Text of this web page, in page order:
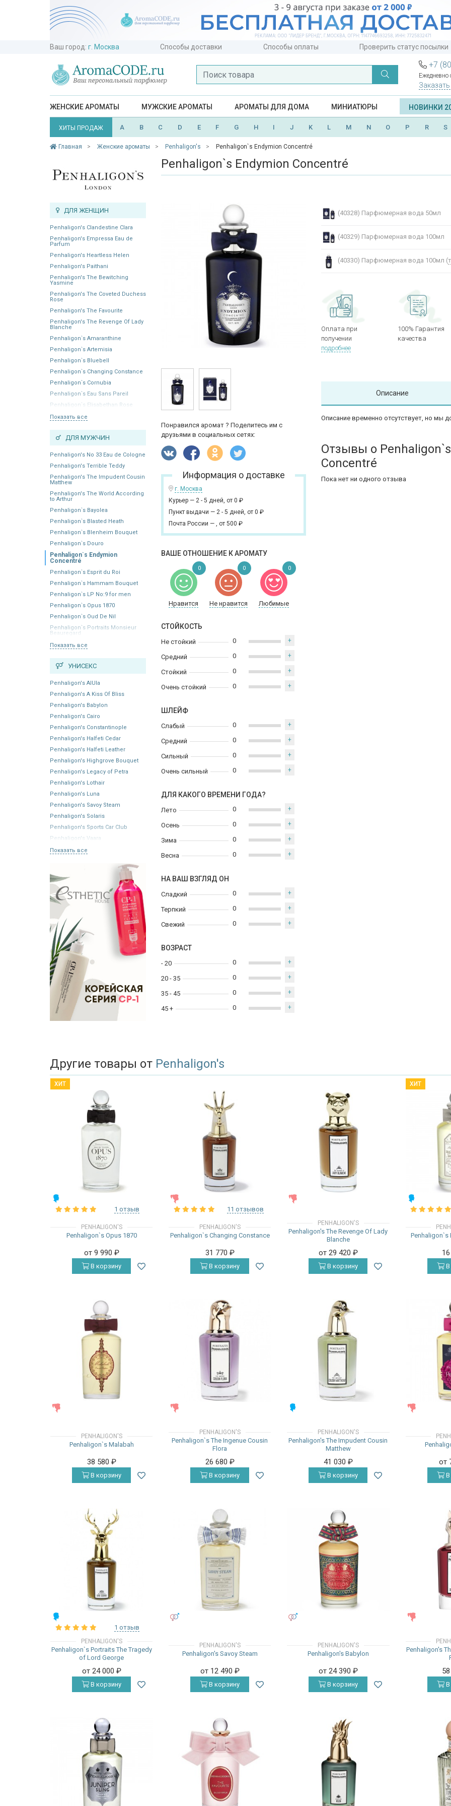
Ваш город: г. Москва Способы доставки Способы оплаты Проверить статус посылки
+7
Ежедневно
ЖЕНСКИЕ АРОМАТЫ МУЖСКИЕ АРОМАТЫ АРОМАТЫ ДЛЯ ДОМА МИНИАТЮРЫ НОВИНКИ
ХИТЫ ПРОДАЖ A B C D E F G H I J K L M N O P R S
Главная Женские ароматы Penhaligon's Penhaligon`s Endymion Concentré
ДЛЯ ЖЕНЩИН
Penhaligon's Clandestine Clara
Penhaligon's Empressa Eau de
Parfum
Penhaligon's Heartless Helen
Penhaligon's Paithani
Penhaligon's The Bewitching
Yasmine
Penhaligon's The Coveted Duchess
Rose
Penhaligon's The Favourite
Penhaligon's The Revenge Of Lady
Blanche
Penhaligon`s Amaranthine
Penhaligon`s Artemisia
Penhaligon`s Bluebell
Penhaligon`s Changing Constance
Penhaligon`s Cornubia
Penhaligon`s Eau Sans Pareil
Penhaligon`s Elisabethan Rose
Показать все
ДЛЯ МУЖЧИН
Penhaligon's No 33 Eau de Cologne
Penhaligon's Terrible Teddy
Penhaligon's The Impudent Cousin
Matthew
Penhaligon's The World According
to Arthur
Penhaligon`s Bayolea
Penhaligon`s Blasted Heath
Penhaligon`s Blenheim Bouquet
Penhaligon`s Douro
Penhaligon`s Endymion
Concentré
Penhaligon`s Esprit du Roi
Penhaligon`s Hammam Bouquet
Penhaligon`s LP No:9 for men
Penhaligon`s Opus 1870
Penhaligon`s Oud De Nil
Penhaligon`s Portraits Monsieur
Beauregard
Показать все
УНИСЕКС
Penhaligon's AIUla
Penhaligon's A Kiss Of Bliss
Penhaligon's Babylon
Penhaligon's Cairo
Penhaligon's Constantinople
Penhaligon's Halfeti Cedar
Penhaligon's Halfeti Leather
Penhaligon's Highgrove Bouquet
Penhaligon's Legacy of Petra
Penhaligon's Lothair
Penhaligon's Luna
Penhaligon's Savoy Steam
Penhaligon's Solaris
Penhaligon's Sports Car Club
Penhaligon's Vaara
Показать все
Penhaligon`s Endymion Concentré
Понравился аромат ? Поделитесь им с
друзьями в социальных сетях:
Информация о доставке
г. Москва
Курьер — 2 - 5 дней, от 0 ₽
Пункт выдачи — 2 - 5 дней, от 0 ₽
Почта России — , от 500 ₽
ВАШЕ ОТНОШЕНИЕ К АРОМАТУ
Нравится Не нравится Любимые
0 0 0
СТОЙКОСТЬ
Не стойкий
Средний
Стойкий
Очень стойкий
0 +
0 +
0 +
0 +
ШЛЕЙФ
Слабый
Средний
Сильный
Очень сильный
0 +
0 +
0 +
0 +
ДЛЯ КАКОГО ВРЕМЕНИ ГОДА?
Лето
Осень
Зима
Весна
0 +
0 +
0 +
0 +
НА ВАШ ВЗГЛЯД ОН
Сладкий
Терпкий
Свежий
0 +
0 +
0 +
ВОЗРАСТ
- 20
20 - 35
35 - 45
45 +
0 +
0 +
0 +
0 +
(40328) Парфюмерная вода 50мл
(40329) Парфюмерная вода 100мл
(40330) Парфюмерная вода 100мл (
Оплата при
получении
подробнее
100% Гарантия
качества
Описание
Описание временно отсутствует, но мы
Отзывы о
Concentré
Пока нет ни одного отзыва
Другие товары от Penhaligon's
ХИТ
1 отзыв
PENHALIGON'S
Penhaligon`s Opus 1870
от 9 990 ₽
В корзину
11 отзывов
PENHALIGON'S
Penhaligon`s Changing Constance
31 770 ₽
В корзину
PENHALIGON'S
Penhaligon's The Revenge Of Lady
Blanche
от 29 420 ₽
В корзину
ХИТ
Penhaligon`s
В
PENHALIGON'S
Penhaligon`s Malabah
38 580 ₽
В корзину
PENHALIGON'S
Penhaligon`s The Ingenue Cousin
Flora
26 680 ₽
В корзину
PENHALIGON'S
Penhaligon's The Impudent Cousin
Matthew
41 030 ₽
В корзину
от
В
1 отзыв
PENHALIGON'S
Penhaligon`s Portraits The Tragedy
of Lord George
от 24 000 ₽
В корзину
PENHALIGON'S
Penhaligon's Savoy Steam
от 12 490 ₽
В корзину
PENHALIGON'S
Penhaligon's Babylon
от 24 390 ₽
В корзину
Penhaligon's
В